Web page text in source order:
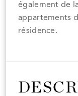
également de
appartements
résidence.